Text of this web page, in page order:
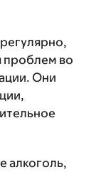
проблем во
Они
алкоголь,